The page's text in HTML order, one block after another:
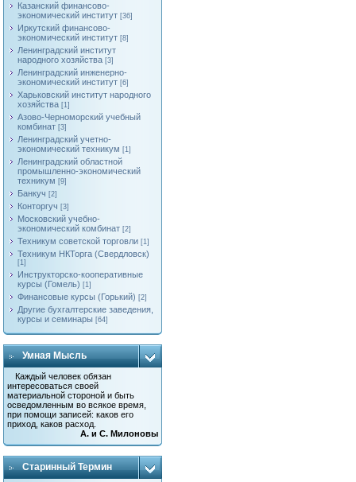
Казанский финансово-
экономический институт [36]
Иркутский финансово-
экономический институт [8]
Ленинградский институт
народного хозяйства [3]
Ленинградский инженерно-
экономический институт [6]
Харьковский институт народного
хозяйства [1]
Азово-Черноморский учебный
комбинат [3]
Ленинградский учетно-
экономический техникум [1]
Ленинградский областной
промышленно-экономический
техникум [9]
Банкуч [2]
Конторгуч [3]
Московский учебно-
экономический комбинат [2]
Техникум советской торговли [1]
Техникум НКТорга (Свердловск)
[1]
Инструкторско-кооперативные
курсы (Гомель) [1]
Финансовые курсы (Горький) [2]
Другие бухгалтерские заведения,
курсы и семинары [64]
Умная Мысль
Каждый человек обязан
интересоваться своей
материальной стороной и быть
осведомленным во всякое время,
при помощи записей: каков его
приход, каков расход.
А. и С. Милоновы
Старинный Термин